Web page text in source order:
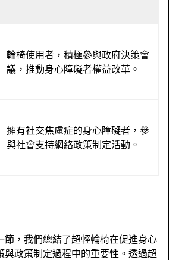
輪椅使用者，積極參與政府決策會
議，推動身心障礙者權益改革。
擁有社交焦慮症的身心障礙者，參
與社會支持網絡政策制定活動。
節，我們總結了超輕輪椅在促進身心
與政策制定過程中的重要性。透過超